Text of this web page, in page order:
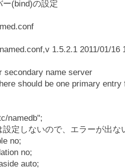
ー(bind)の設定
1.5.2.1 2011/01/16
secondary name server
should be one primary entry
namedb";
設定しないので、エラーが出
no;
no;
auto;